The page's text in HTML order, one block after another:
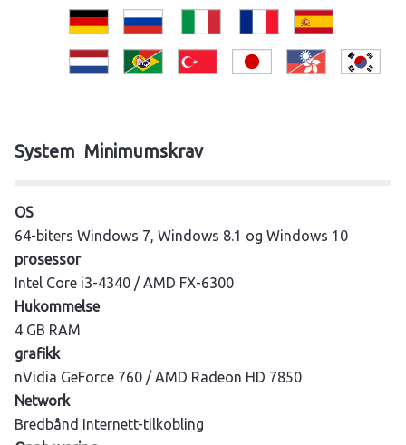
System Minimumskrav
OS
64-biters Windows 7, Windows 8.1 og Windows 10
prosessor
Intel Core i3-4340 / AMD FX-6300
Hukommelse
4 GB RAM
grafikk
nVidia GeForce 760 / AMD Radeon HD 7850
Network
Bredbånd Internett-tilkobling